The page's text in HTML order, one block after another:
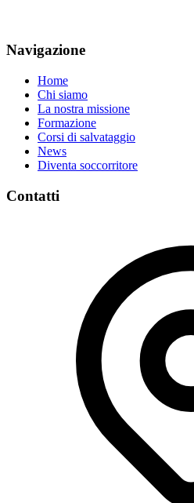
Navigazione
Home
Chi siamo
La nostra missione
Formazione
Corsi di salvataggio
News
Diventa soccorritore
Contatti